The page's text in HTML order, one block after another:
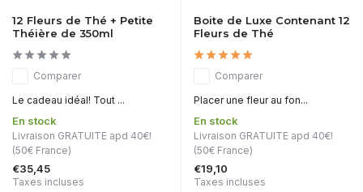
12 Fleurs de Thé + Petite
Théière de 350ml
Comparer
Le cadeau idéal! Tout ...
En stock
Livraison GRATUITE apd 40€!
(50€ France)
€35,45
Taxes incluses
Boite de Luxe Contenant 12
Fleurs de Thé
Comparer
Placer une fleur au fon...
En stock
Livraison GRATUITE apd 40€!
(50€ France)
€19,10
Taxes incluses